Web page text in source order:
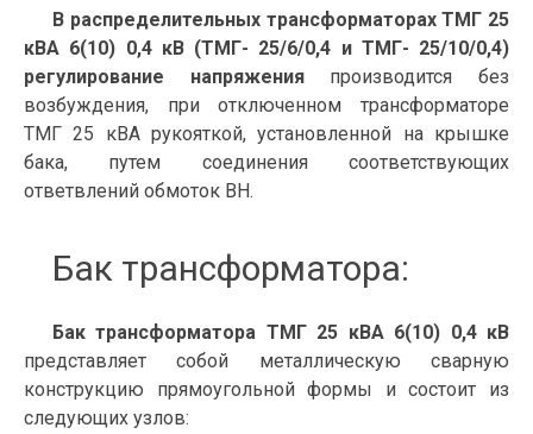
В распределительных трансформаторах ТМГ 25
кВА 6(10) 0,4 кВ (ТМГ- 25/6/0,4 и ТМГ- 25/10/0,4)
регулирование напряженияпроизводится без
возбуждения, при отключенном трансформаторе
ТМГ 25 кВА рукояткой, установленной на крышке
бака, путем соединения соответствующих
ответвлений обмоток ВН.
Бак трансформатора:
Бак трансформатора ТМГ 25 кВА 6(10) 0,4 кВ
представляет собой металлическую сварную
конструкцию прямоугольной формы и состоит из
следующих узлов: